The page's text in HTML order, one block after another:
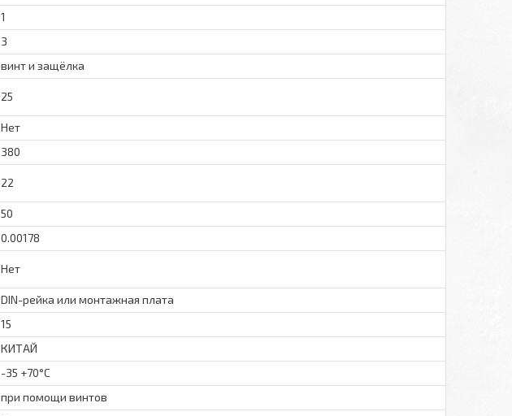
1
3
винт и защёлка
25
Нет
380
22
50
0.00178
Нет
DIN-рейка или монтажная плата
15
КИТАЙ
-35 +70°C
при помощи винтов